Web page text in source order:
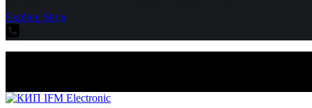
Explore Shop